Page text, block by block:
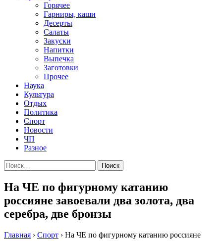
Горячее
Гарниры, каши
Десерты
Салаты
Закуски
Напитки
Выпечка
Заготовки
Прочее
Наука
Культура
Отдых
Политика
Спорт
Новости
ЧП
Разное
Найти:
На ЧЕ по фигурному катанию
россияне завоевали два золота, два
серебра, две бронзы
Главная › Спорт › На ЧЕ по фигурному катанию россияне